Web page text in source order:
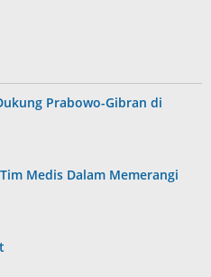
Prabowo-Gibran di
Medis Dalam Memerangi